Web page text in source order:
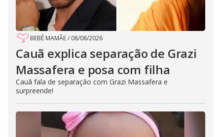
BEBÊ MAMÃE/ 08/08/2026
Cauã explica separação de Grazi
Massafera e posa com filha
Cauã fala de separação com Grazi Massafera e
surpreende!